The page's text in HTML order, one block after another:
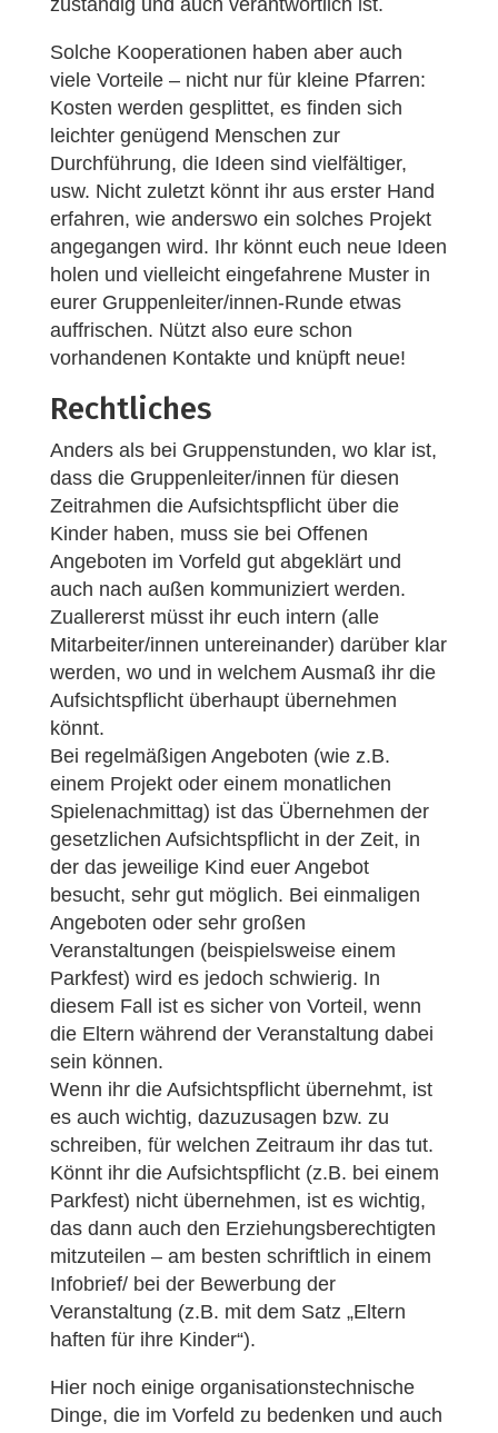
zuständig und auch verantwortlich ist.
Solche Kooperationen haben aber auch
viele Vorteile – nicht nur für kleine Pfarren:
Kosten werden gesplittet, es finden sich
leichter genügend Menschen zur
Durchführung, die Ideen sind vielfältiger,
usw. Nicht zuletzt könnt ihr aus erster Hand
erfahren, wie anderswo ein solches Projekt
angegangen wird. Ihr könnt euch neue Ideen
holen und vielleicht eingefahrene Muster in
eurer Gruppenleiter/innen-Runde etwas
auffrischen. Nützt also eure schon
vorhandenen Kontakte und knüpft neue!
Rechtliches
Anders als bei Gruppenstunden, wo klar ist,
dass die Gruppenleiter/innen für diesen
Zeitrahmen die Aufsichtspflicht über die
Kinder haben, muss sie bei Offenen
Angeboten im Vorfeld gut abgeklärt und
auch nach außen kommuniziert werden.
Zuallererst müsst ihr euch intern (alle
Mitarbeiter/innen untereinander) darüber klar
werden, wo und in welchem Ausmaß ihr die
Aufsichtspflicht überhaupt übernehmen
könnt.
Bei regelmäßigen Angeboten (wie z.B.
einem Projekt oder einem monatlichen
Spielenachmittag) ist das Übernehmen der
gesetzlichen Aufsichtspflicht in der Zeit, in
der das jeweilige Kind euer Angebot
besucht, sehr gut möglich. Bei einmaligen
Angeboten oder sehr großen
Veranstaltungen (beispielsweise einem
Parkfest) wird es jedoch schwierig. In
diesem Fall ist es sicher von Vorteil, wenn
die Eltern während der Veranstaltung dabei
sein können.
Wenn ihr die Aufsichtspflicht übernehmt, ist
es auch wichtig, dazuzusagen bzw. zu
schreiben, für welchen Zeitraum ihr das tut.
Könnt ihr die Aufsichtspflicht (z.B. bei einem
Parkfest) nicht übernehmen, ist es wichtig,
das dann auch den Erziehungsberechtigten
mitzuteilen – am besten schriftlich in einem
Infobrief/ bei der Bewerbung der
Veranstaltung (z.B. mit dem Satz „Eltern
haften für ihre Kinder“).
Hier noch einige organisationstechnische
Dinge, die im Vorfeld zu bedenken und auch